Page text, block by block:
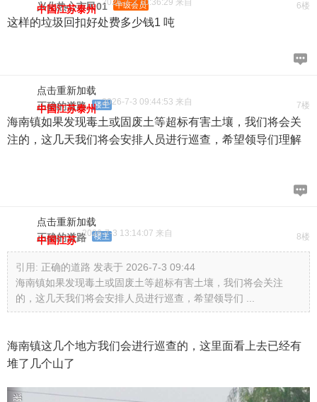
6楼
兴化热心市民01 中级会员
2026-7-2 10:36:29 来自
中国江苏泰州
这样的垃圾回扣好处费多少钱1 吨
点击重新加载
7楼
正确的道路 楼主2026-7-3 09:44:53 来自
中国江苏泰州
海南镇如果发现毒土或固废土等超标有害土壤，我们将会关
注的，这几天我们将会安排人员进行巡查，希望领导们理解
点击重新加载
8楼
正确的道路 楼主
2026-7-3 13:14:07 来自
中国江苏
引用: 正确的道路 发表于 2026-7-3 09:44
海南镇如果发现毒土或固废土等超标有害土壤，我们将会关注
的，这几天我们将会安排人员进行巡查，希望领导们 ...
海南镇这几个地方我们会进行巡查的，这里面看上去已经有
堆了几个山了